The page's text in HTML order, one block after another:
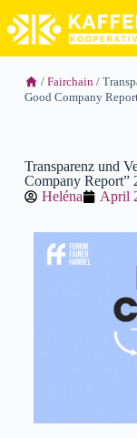
/ Fairchain/
Good Company
Transparenz und
Company Report”
Heléna
April